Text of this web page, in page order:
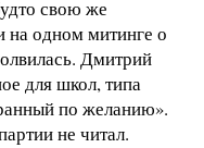
свою же
на одном митинге о
Дмитрий
для школ, типа
по желанию».
не читал.